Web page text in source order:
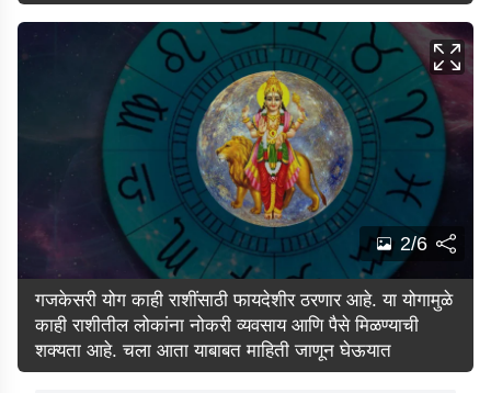
2/6
गजकेसरी योग काही राशींसाठी फायदेशीर ठरणार आहे. या योगामुळे
काही राशीतील लोकांना नोकरी व्यवसाय आणि पैसे मिळण्याची
शक्यता आहे. चला आता याबाबत माहिती जाणून घेऊयात